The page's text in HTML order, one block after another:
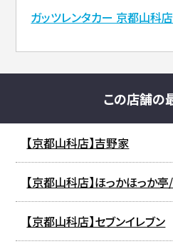
ガッツレンタカー 京都山科店
この店舗の
【京都山科店】吉野家
【京都山科店】ほっかほっか
【京都山科店】セブンイレブン